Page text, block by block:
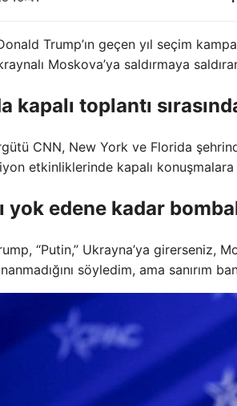
Trump’ın geçen yıl seçim
Moskova’ya saldırmaya
kapalı toplantı
CNN, New York ve Florida
etkinliklerinde kapalı konuşmalara
yok edene kadar
“Putin,” Ukrayna’ya girerseniz,
söyledim, ama sanırım